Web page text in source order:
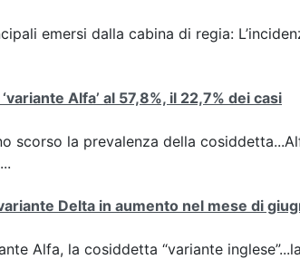
emersi dalla cabina di regia:
Alfa’ al 57,8%, il 22,7% dei casi
scorso la prevalenza della
Delta in aumento nel mese di
Alfa, la cosiddetta “variante